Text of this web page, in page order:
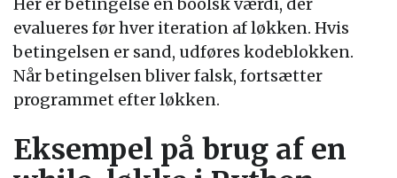
evalueres før hver iteration af løkken. Hvis
betingelsen er sand, udføres kodeblokken.
Når betingelsen bliver falsk, fortsætter
programmet efter løkken.
Eksempel på brug af en